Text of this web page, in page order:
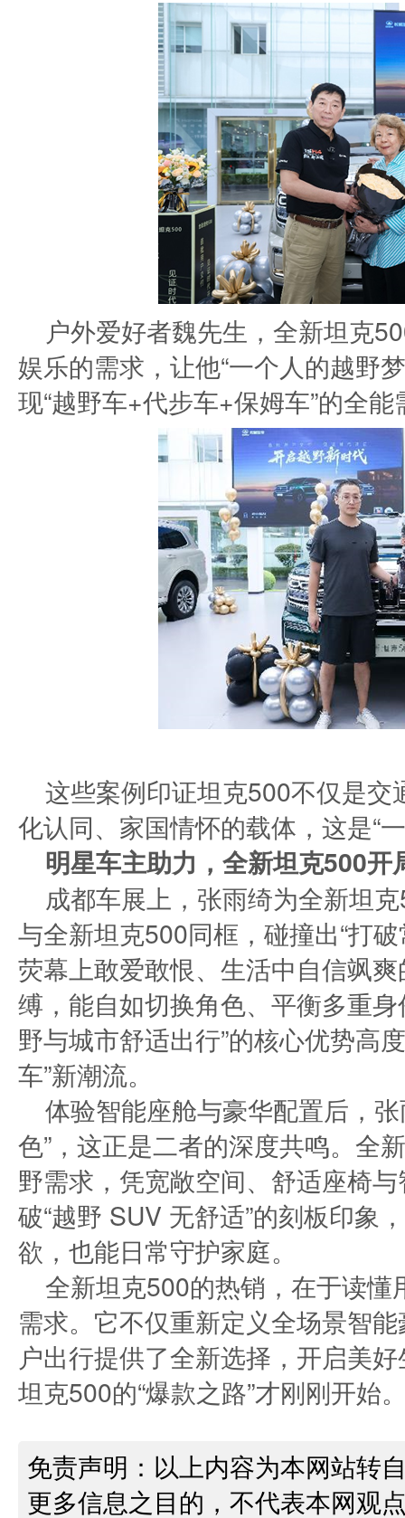
户外爱好者魏先生，全新坦克
娱乐的需求，让他“一个人的越野
现“越野车+代步车+保姆车”的全能
这些案例印证坦克500不仅是
化认同、家国情怀的载体，这是“
明星车主助力，全新坦克500开
成都车展上，张雨绮为全新坦
与全新坦克500同框，碰撞出“打
荧幕上敢爱敢恨、生活中自信飒
缚，能自如切换角色、平衡多重
野与城市舒适出行”的核心优势高
车”新潮流。​
体验智能座舱与豪华配置后，
色”，这正是二者的深度共鸣。全
野需求，凭宽敞空间、舒适座椅
破“越野 SUV 无舒适”的刻板印象
欲，也能日常守护家庭。​
全新坦克500的热销，在于读懂
需求。它不仅重新定义全场景智
户出行提供了全新选择，开启美
坦克500的“爆款之路”才刚刚开始
免责声明：以上内容为本网站转
更多信息之目的，不代表本网观